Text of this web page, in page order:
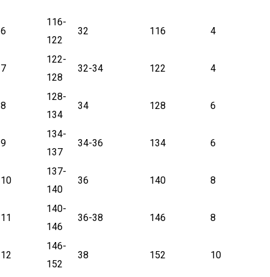
6
116-
122
32 116 4
7
122-
128
32-34 122 4
8
128-
134
34 128 6
9
134-
137
34-36 134 6
10
137-
140
36 140 8
11
140-
146
36-38 146 8
12
146-
152
38 152 10